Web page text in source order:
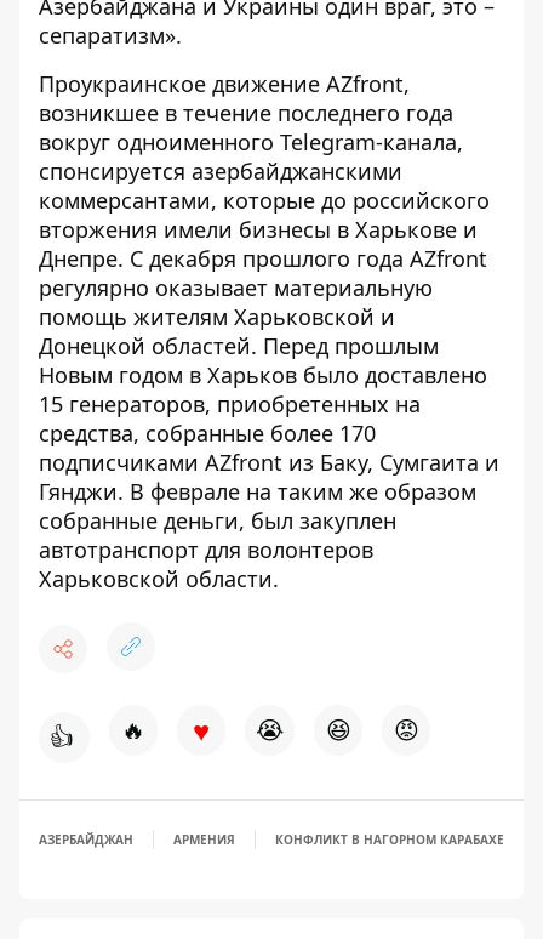
Азербайджана и Украины один враг, это –
сепаратизм».
Проукраинское движение AZfront,
возникшее в течение последнего года
вокруг одноименного Telegram-канала,
спонсируется азербайджанскими
коммерсантами, которые до российского
вторжения имели бизнесы в Харькове и
Днепре. С декабря прошлого года AZfront
регулярно оказывает материальную
помощь жителям Харьковской и
Донецкой областей. Перед прошлым
Новым годом в Харьков было доставлено
15 генераторов, приобретенных на
средства, собранные более 170
подписчиками AZfront из Баку, Сумгаита и
Гянджи. В феврале на таким же образом
собранные деньги, был закуплен
автотранспорт для волонтеров
Харьковской области.
👍 🔥 ♥ 😭 😆 😡
АЗЕРБАЙДЖАН АРМЕНИЯ КОНФЛИКТ В НАГОРНОМ КАРАБАХЕ